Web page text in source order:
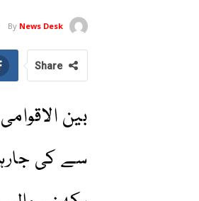
By News Desk
Share
بین
سے کی